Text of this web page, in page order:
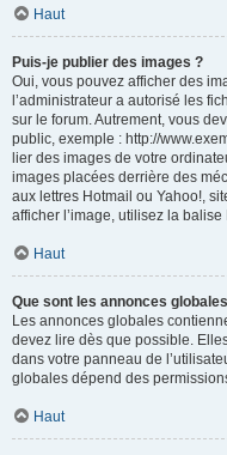
Haut
Puis-je publier des images ?
Oui, vous pouvez afficher des
l’administrateur a autorisé les
sur le forum. Autrement, vous
public, exemple : http://
lier des images de votre
images placées derrière des
aux lettres Hotmail ou Yahoo!,
afficher l’image, utilisez la balise
Haut
Que sont les annonces
Les annonces globales
devez lire dès que possible.
dans votre panneau de
globales dépend des
Haut